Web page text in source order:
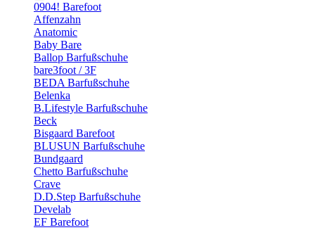
0904! Barefoot
Affenzahn
Anatomic
Baby Bare
Ballop Barfußschuhe
bare3foot / 3F
BEDA Barfußschuhe
Belenka
B.Lifestyle Barfußschuhe
Beck
Bisgaard Barefoot
BLUSUN Barfußschuhe
Bundgaard
Chetto Barfußschuhe
Crave
D.D.Step Barfußschuhe
Develab
EF Barefoot